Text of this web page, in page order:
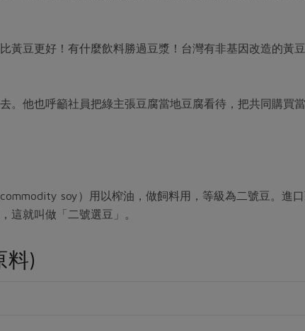
黃豆更好！有什麼飲料勝過豆漿！台灣有非基因改造的黃豆
。他也呼籲社員把綠主張豆腐當地豆腐看待，把共同購買
soy）用以榨油，做飼料用，等級為二號豆。進
這就叫做「二號選豆」。
料)